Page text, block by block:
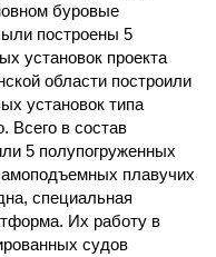
буровые
построены 5
установок проекта
области построили
установок типа
Всего в состав
5 полупогруженных
плавучих
специальная
Их работу в
судов